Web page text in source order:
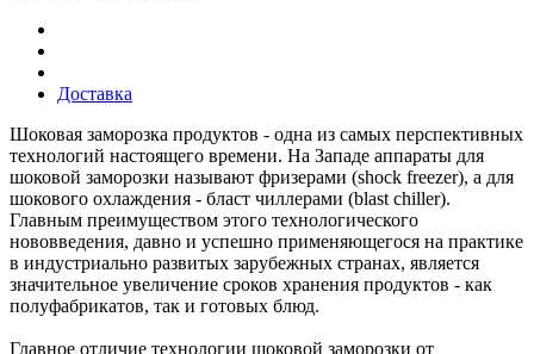
Доставка
Шоковая заморозка продуктов - одна из самых перспективных
технологий настоящего времени. На Западе аппараты для
шоковой заморозки называют фризерами (shock freezer), а для
шокового охлаждения - бласт чиллерами (blast chiller).
Главным преимуществом этого технологического
нововведения, давно и успешно применяющегося на практике
в индустриально развитых зарубежных странах, является
значительное увеличение сроков хранения продуктов - как
полуфабрикатов, так и готовых блюд.
Главное отличие технологии шоковой заморозки от